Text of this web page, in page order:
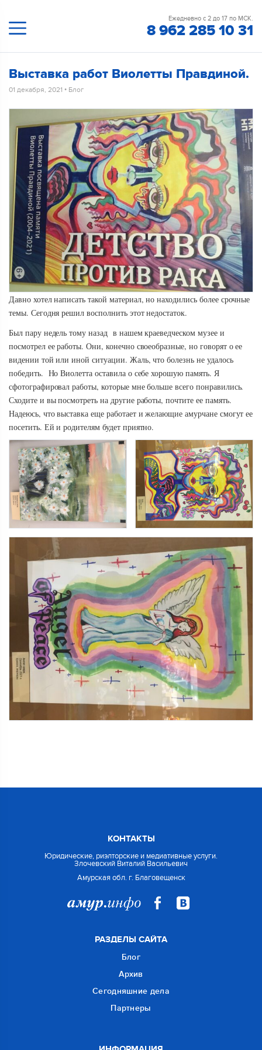
Ежедневно с 2 до 17 по МСК.
8 962 285 10 31
Выставка работ Виолетты Правдиной.
01 декабря, 2021 • Блог
Давно хотел написать такой материал, но находились более срочные
темы. Сегодня решил восполнить этот недостаток.
Был пару недель тому назад в нашем краеведческом музее и
посмотрел ее работы. Они, конечно своеобразные, но говорят о ее
видении той или иной ситуации. Жаль, что болезнь не удалось
победить. Но Виолетта оставила о себе хорошую память. Я
сфотографировал работы, которые мне больше всего понравились.
Сходите и вы посмотреть на другие работы, почтите ее память.
Надеюсь, что выставка еще работает и желающие амурчане смогут ее
посетить. Ей и родителям будет приятно.
КОНТАКТЫ
Юридические, риэлторские и медиативные услуги.
Злочевский Виталий Васильевич
Амурская обл. г. Благовещенск
РАЗДЕЛЫ САЙТА
Блог
Архив
Сегодняшние дела
Партнеры